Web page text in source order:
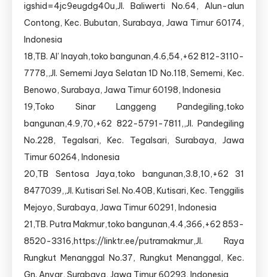
igshid=4jc9eugdg40u,Jl. Baliwerti No.64, Alun-alun
Contong, Kec. Bubutan, Surabaya, Jawa Timur 60174,
Indonesia
18,TB. Al’ Inayah,toko bangunan,4.6,54,+62 812-3110-
7778,,Jl. Sememi Jaya Selatan 1D No.118, Sememi, Kec.
Benowo, Surabaya, Jawa Timur 60198, Indonesia
19,Toko Sinar Langgeng Pandegiling,toko
bangunan,4.9,70,+62 822-5791-7811,,Jl. Pandegiling
No.228, Tegalsari, Kec. Tegalsari, Surabaya, Jawa
Timur 60264, Indonesia
20,TB Sentosa Jaya,toko bangunan,3.8,10,+62 31
8477039,,Jl. Kutisari Sel. No.40B, Kutisari, Kec. Tenggilis
Mejoyo, Surabaya, Jawa Timur 60291, Indonesia
21,TB. Putra Makmur,toko bangunan,4.4,366,+62 853-
8520-3316,https://linktr.ee/putramakmur,Jl. Raya
Rungkut Menanggal No.37, Rungkut Menanggal, Kec.
Gn. Anyar, Surabaya, Jawa Timur 60293, Indonesia